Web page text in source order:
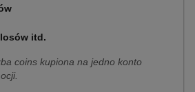
itd.
coins kupiona na jedno konto